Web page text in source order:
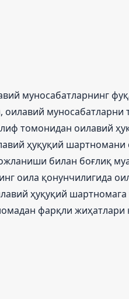
муносабатларнинг
оилавий
томонидан оилавий
ҳуқуқий шартномани
билан боғлиқ
оила қонунчилигида
ҳуқуқий
фарқли жиҳатлари